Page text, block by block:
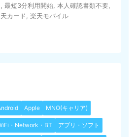
最短3分利用開始 本人確認書類不要
カード
楽天モバイル
Apple MNO(キャリア)
・Network・BT アプリ・ソフト